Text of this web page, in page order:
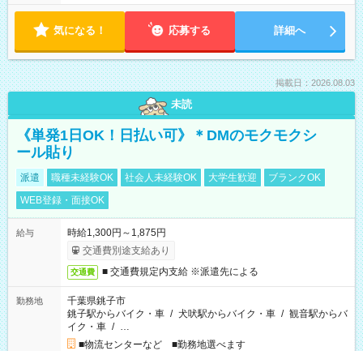
気になる！ 応募する 詳細へ
掲載日：2026.08.03
未読
《単発1日OK！日払い可》＊DMのモクモクシ
ール貼り
派遣 職種未経験OK 社会人未経験OK 大学生歓迎
ブランクOK
WEB登録・面接OK
給与
時給1,300円～1,875円
交通費別途支給あり
交通費 ■ 交通費規定内支給 ※派遣先による
勤務地
千葉県銚子市
銚子駅からバイク・車 / 犬吠駅からバイク・車 / 観音駅からバ
イク・車 / …
■物流センターなど ■勤務地選べます